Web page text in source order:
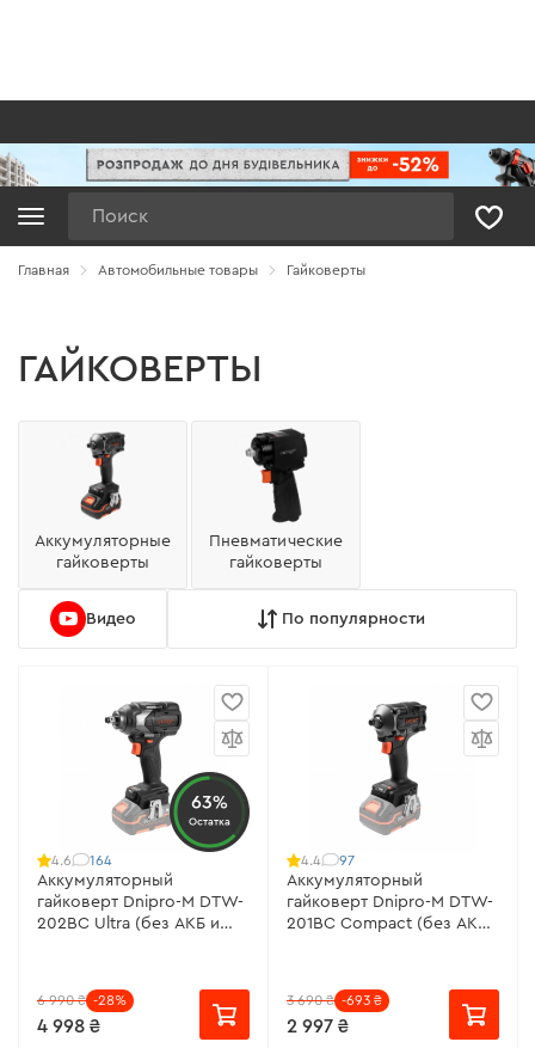
Главная Автомобильные товары Гайковерты
ГАЙКОВЕРТЫ
Аккумуляторные
гайковерты
Пневматические
гайковерты
Видео По популярности
63%
Остатка
4.6 164
Аккумуляторный
гайковерт Dnipro-M DTW-
202BC Ultra (без АКБ и
6 990 ₴ -28%
4 998 ₴
4.4 97
Аккумуляторный
гайковерт Dnipro-M DTW-
201BC Compact (без АКБ
3 690 ₴ -693 ₴
2 997 ₴